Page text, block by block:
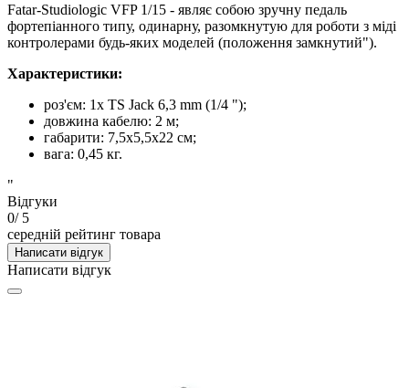
Fatar-Studiologic VFP 1/15 - являє собою зручну педаль
фортепіанного типу, одинарну, разомкнутую для роботи з міді
контролерами будь-яких моделей (положення замкнутий").
Характеристики:
роз'єм: 1x TS Jack 6,3 mm (1/4 ");
довжина кабелю: 2 м;
габарити: 7,5х5,5х22 см;
вага: 0,45 кг.
"
Відгуки
0/ 5
середній рейтинг товара
Написати відгук
Написати відгук